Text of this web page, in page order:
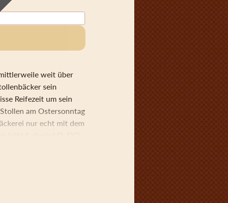
weit über
sein
Reifezeit um sein
am Ostersonntag
nur echt mit dem
höchstes Maß an
Sultaninen in Rum
1670 Fett: 19g